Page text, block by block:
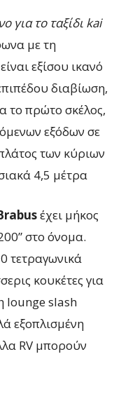
για το ταξίδι kai
με τη
εξίσου ικανό
διαβίωση,
το πρώτο σκέλος,
εξόδων σε
των κύριων
4,5 μέτρα
έχει μήκος
στο όνομα.
τετραγωνικά
κουκέτες για
lounge slash
εξοπλισμένη
RV μπορούν